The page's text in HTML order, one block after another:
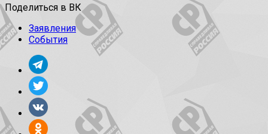
Поделиться в ВК
Заявления
События